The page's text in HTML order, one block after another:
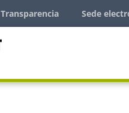
Transparencia Sede